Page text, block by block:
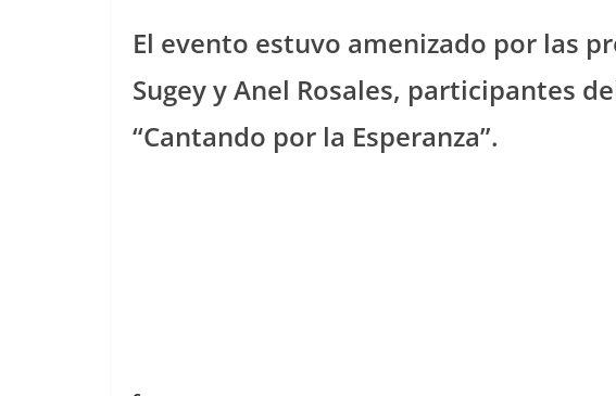
El evento estuvo amenizado por las
Sugey y Anel Rosales, participantes
“Cantando por la Esperanza”.